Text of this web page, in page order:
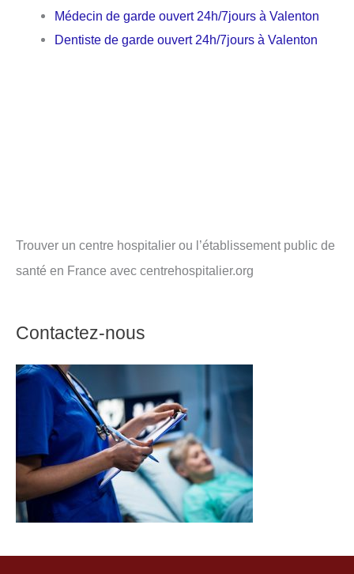
Médecin de garde ouvert 24h/7jours à Valenton
Dentiste de garde ouvert 24h/7jours à Valenton
Trouver un centre hospitalier ou l’établissement public de
santé en France avec centrehospitalier.org
Contactez-nous